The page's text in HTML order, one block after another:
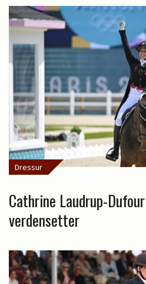
Dressur
Cathrine Laudrup-
verdensetter